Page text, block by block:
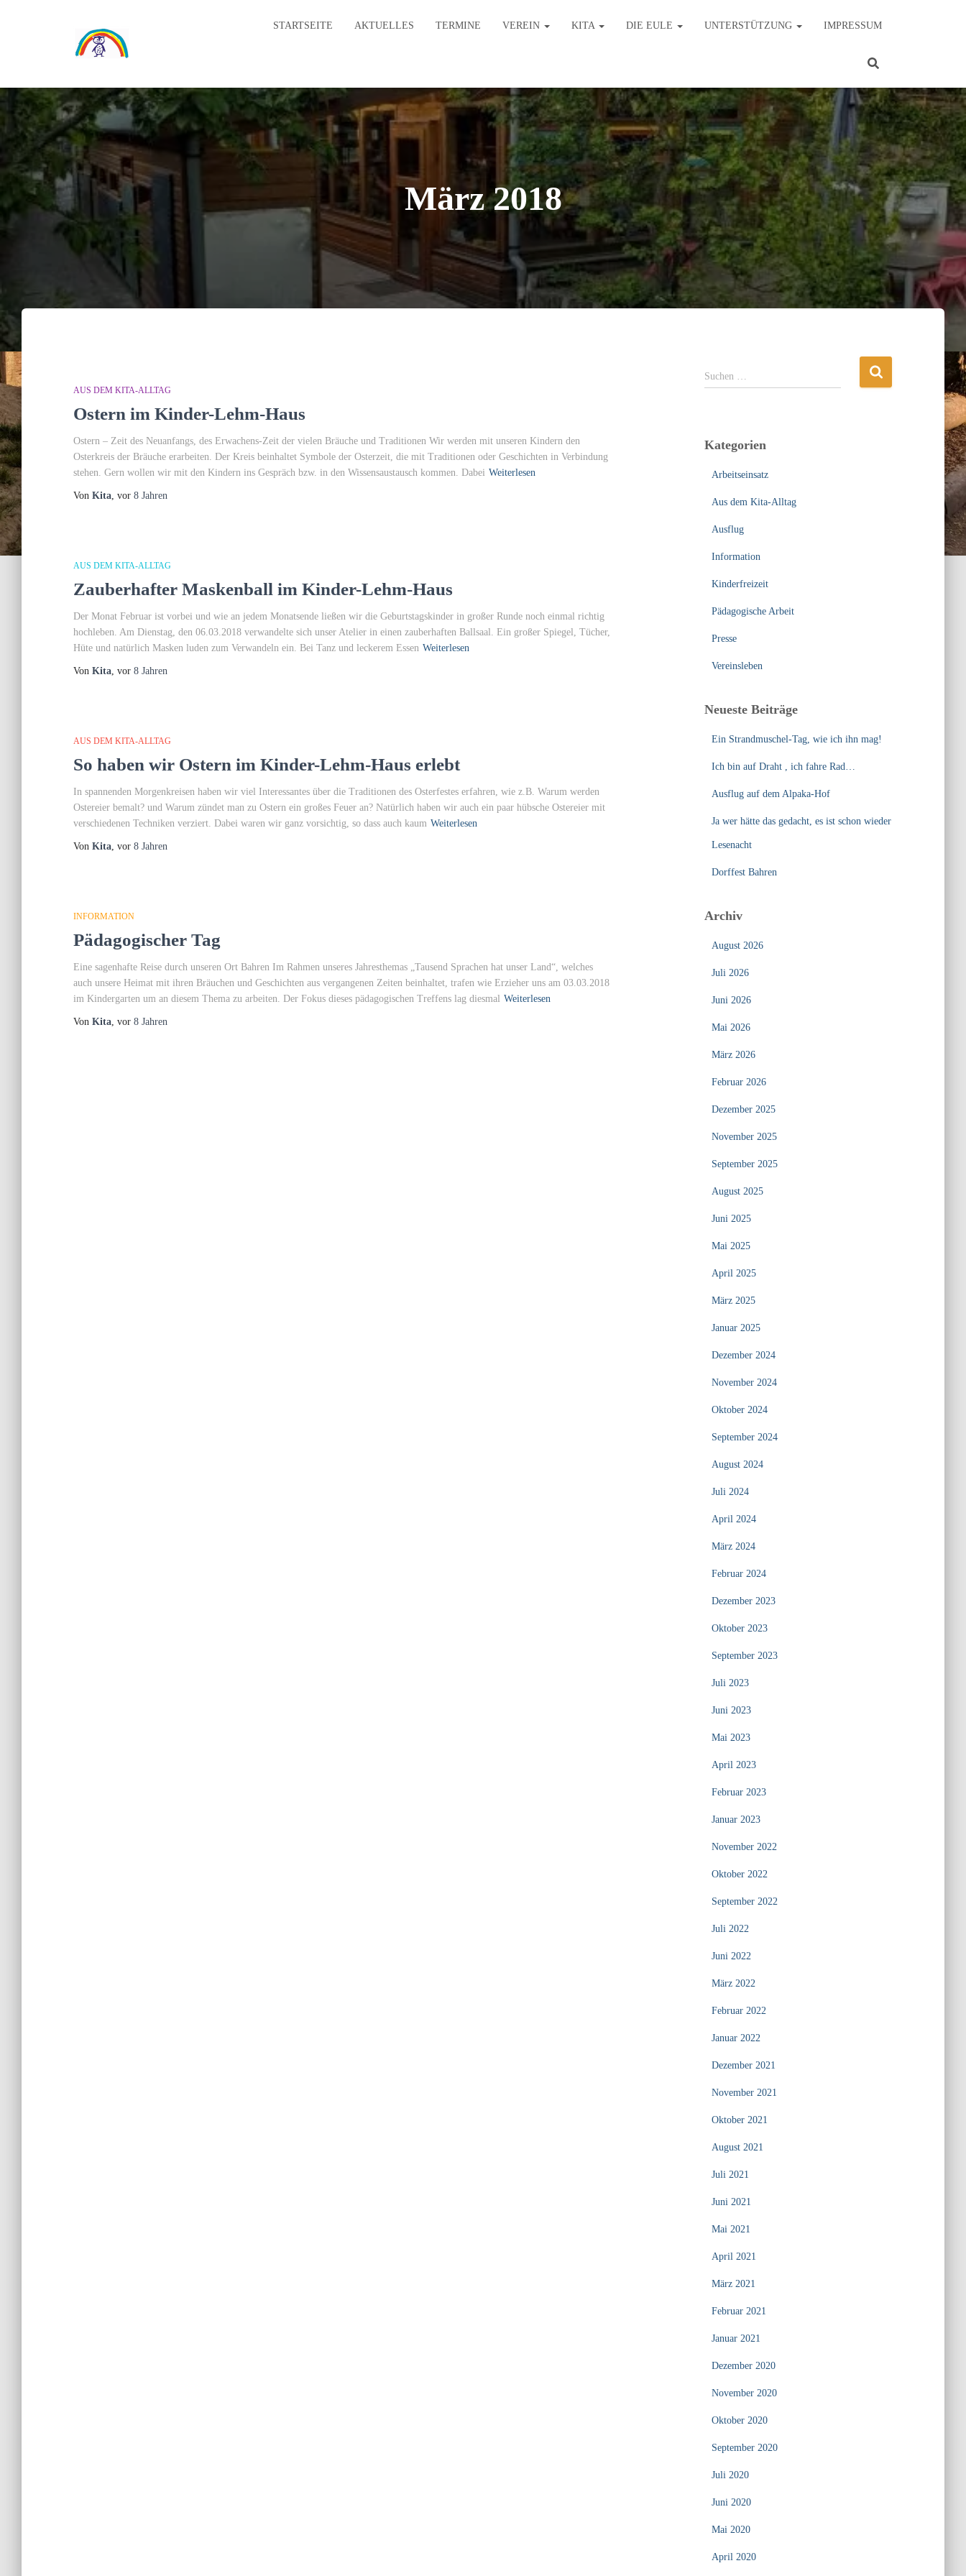
STARTSEITE AKTUELLES TERMINE VEREIN KITA DIE EULE UNTERSTÜTZUNG IMPRESSUM
März 2018
AUS DEM KITA-ALLTAG
Ostern im Kinder-Lehm-Haus
Ostern – Zeit des Neuanfangs, des Erwachens-Zeit der vielen Bräuche und Traditionen Wir werden mit unseren Kindern den
Osterkreis der Bräuche erarbeiten. Der Kreis beinhaltet Symbole der Osterzeit, die mit Traditionen oder Geschichten in Verbindung
stehen. Gern wollen wir mit den Kindern ins Gespräch bzw. in den Wissensaustausch kommen. Dabei Weiterlesen
Von Kita, vor 8 Jahren
AUS DEM KITA-ALLTAG
Zauberhafter Maskenball im Kinder-Lehm-Haus
Der Monat Februar ist vorbei und wie an jedem Monatsende ließen wir die Geburtstagskinder in großer Runde noch einmal richtig
hochleben. Am Dienstag, den 06.03.2018 verwandelte sich unser Atelier in einen zauberhaften Ballsaal. Ein großer Spiegel, Tücher,
Hüte und natürlich Masken luden zum Verwandeln ein. Bei Tanz und leckerem Essen Weiterlesen
Von Kita, vor 8 Jahren
AUS DEM KITA-ALLTAG
So haben wir Ostern im Kinder-Lehm-Haus erlebt
In spannenden Morgenkreisen haben wir viel Interessantes über die Traditionen des Osterfestes erfahren, wie z.B. Warum werden
Ostereier bemalt? und Warum zündet man zu Ostern ein großes Feuer an? Natürlich haben wir auch ein paar hübsche Ostereier mit
verschiedenen Techniken verziert. Dabei waren wir ganz vorsichtig, so dass auch kaum Weiterlesen
Von Kita, vor 8 Jahren
INFORMATION
Pädagogischer Tag
Eine sagenhafte Reise durch unseren Ort Bahren Im Rahmen unseres Jahresthemas „Tausend Sprachen hat unser Land“, welches
auch unsere Heimat mit ihren Bräuchen und Geschichten aus vergangenen Zeiten beinhaltet, trafen wie Erzieher uns am 03.03.2018
im Kindergarten um an diesem Thema zu arbeiten. Der Fokus dieses pädagogischen Treffens lag diesmal Weiterlesen
Von Kita, vor 8 Jahren
S
u
n
Suchen …
Kategorien
Arbeitseinsatz
Aus dem Kita-Alltag
Ausflug
Information
Kinderfreizeit
Pädagogische Arbeit
Presse
Vereinsleben
Neueste Beiträge
Ein Strandmuschel-Tag, wie ich ihn mag!
Ich bin auf Draht , ich fahre Rad…
Ausflug auf dem Alpaka-Hof
Ja wer hätte das gedacht, es ist schon wieder
Lesenacht
Dorffest Bahren
Archiv
August 2026
Juli 2026
Juni 2026
Mai 2026
März 2026
Februar 2026
Dezember 2025
November 2025
September 2025
August 2025
Juni 2025
Mai 2025
April 2025
März 2025
Januar 2025
Dezember 2024
November 2024
Oktober 2024
September 2024
August 2024
Juli 2024
April 2024
März 2024
Februar 2024
Dezember 2023
Oktober 2023
September 2023
Juli 2023
Juni 2023
Mai 2023
April 2023
Februar 2023
Januar 2023
November 2022
Oktober 2022
September 2022
Juli 2022
Juni 2022
März 2022
Februar 2022
Januar 2022
Dezember 2021
November 2021
Oktober 2021
August 2021
Juli 2021
Juni 2021
Mai 2021
April 2021
März 2021
Februar 2021
Januar 2021
Dezember 2020
November 2020
Oktober 2020
September 2020
Juli 2020
Juni 2020
Mai 2020
April 2020